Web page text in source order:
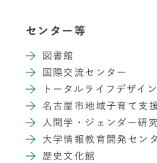
センター等
図書館
国際交流センター
トータルライフデザイ
名古屋市地域子育て支
人間学・ジェンダー研
大学情報教育開発セン
歴史文化館